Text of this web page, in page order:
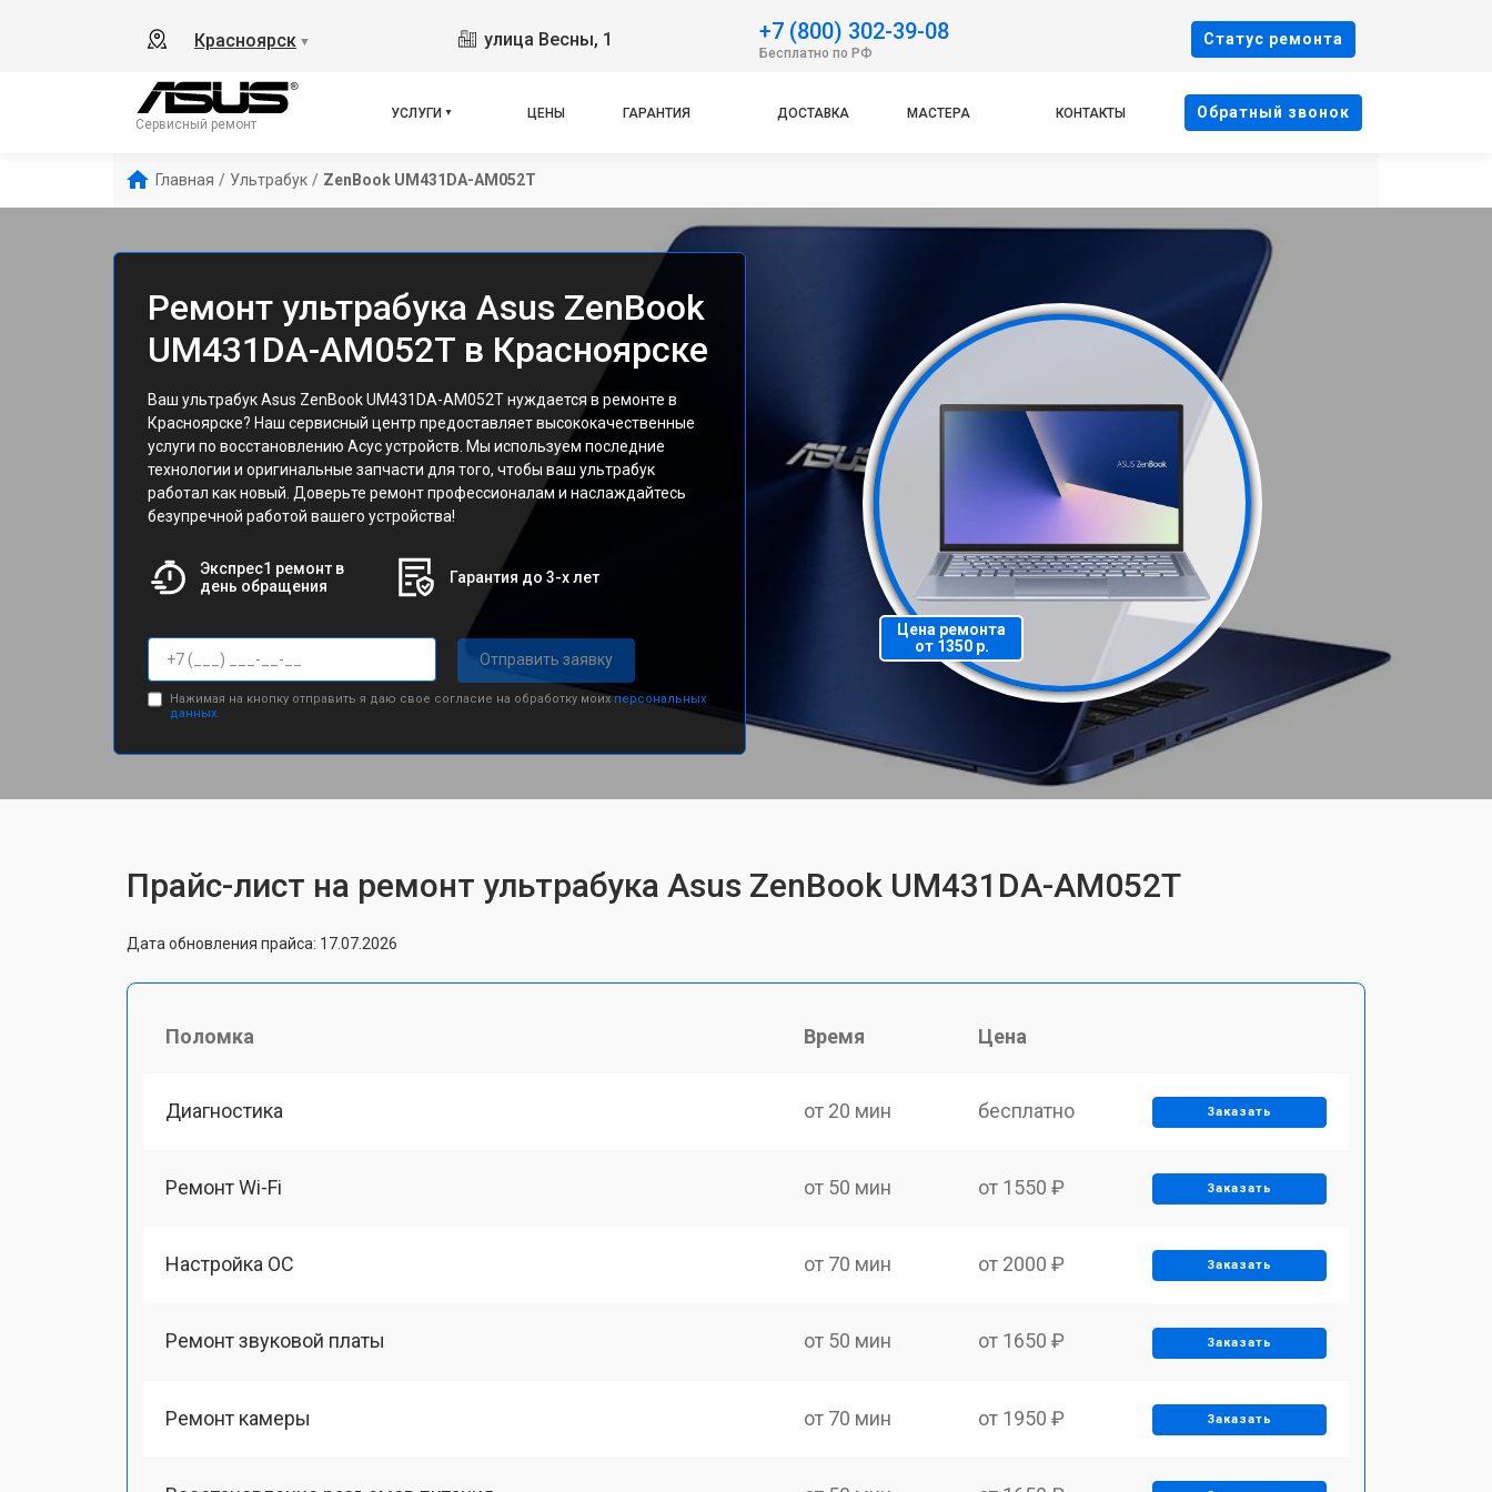
Красноярск ▼ улица Весны, 1 +7 (800) 302-39-08
Бесплатно по РФ
Cтатус ремонта
Сервисный ремонт
УСЛУГИ ЦЕНЫ ГАРАНТИЯ ДОСТАВКА МАСТЕРА КОНТАКТЫ Oбратный звонок
Главная / Ультрабук / ZenBook UM431DA-AM052T
Ремонт ультрабука Asus ZenBook
UM431DA-AM052T в Красноярске
Ваш ультрабук Asus ZenBook UM431DA-AM052T нуждается в ремонте в
Красноярске? Наш сервисный центр предоставляет высококачественные
услуги по восстановлению Асус устройств. Мы используем последние
технологии и оригинальные запчасти для того, чтобы ваш ультрабук
работал как новый. Доверьте ремонт профессионалам и наслаждайтесь
безупречной работой вашего устройства!
Экспрес1 ремонт в
день обращения
Гарантия до 3-х лет
Отправить заявку
Нажимая на кнопку отправить я даю свое согласие на обработку моихперсональных
данных.
Цена ремонта
от 1350 р.
Прайс-лист на ремонт ультрабука Asus ZenBook UM431DA-AM052T
Дата обновления прайса: 17.07.2026
Поломка Время Цена
Диагностика от 20 мин бесплатно Заказать
Ремонт Wi-Fi от 50 мин от 1550 ₽ Заказать
Настройка ОС от 70 мин от 2000 ₽ Заказать
Ремонт звуковой платы от 50 мин от 1650 ₽ Заказать
Ремонт камеры от 70 мин от 1950 ₽ Заказать